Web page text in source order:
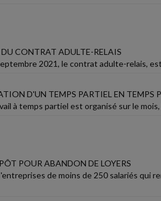
CONTRAT ADULTE-RELAIS
2021, le contrat adulte-relais,
D'UN TEMPS PARTIEL EN TEMPS
à temps partiel est organisé sur le
POUR ABANDON DE LOYERS
de moins de 250 salariés qui